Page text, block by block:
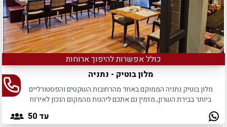
כולל אפשרות להיפוך ארוחות
מלון בוטיק - נתניה
מלון בוטיק נתניה הממוקם באחד מהרחובות השקטים והפסטורליים
ביותר בבירת השרון, מזמין גם אתכם ליהנות מהמקום הנכון לאירוח
עד 50